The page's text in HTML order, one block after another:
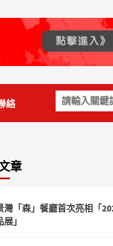
關
鍵
字:
絡
章
灣「森」餐廳首次亮相「
」